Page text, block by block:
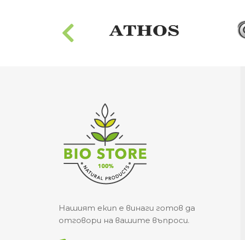
Нашият екип е винаги готов да
отговори на вашите въпроси.